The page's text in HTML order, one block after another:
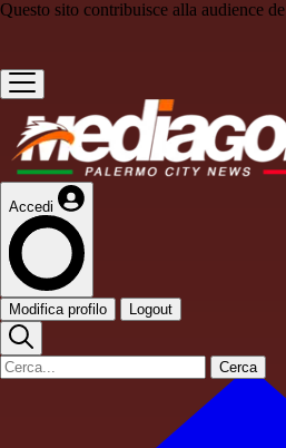
Questo sito contribuisce alla audience de
Accedi
Modifica profilo Logout
Cerca